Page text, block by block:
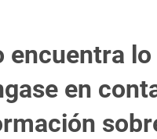
encuentra
en